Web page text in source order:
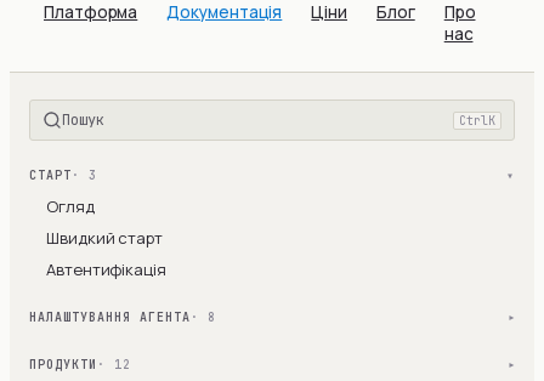
Платформа Документація Ціни Блог
Про
нас
Пошук Ctrl K
СТАРТ · 3 ▾
Огляд
Швидкий старт
Автентифікація
НАЛАШТУВАННЯ АГЕНТА · 8 ▾
ПРОДУКТИ · 12 ▾